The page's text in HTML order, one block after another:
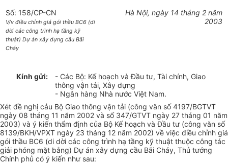
Số: 158/CP-CN
V/v điều chỉnh giá gói thầu BC6 (di
dời các công trình hạ tầng kỹ
thuật) Dự án xây dựng cầu Bãi
Cháy
Hà Nội, ngày 14 tháng 2 năm
2003
Kính gửi:
- Các Bộ: Kế hoạch và Đầu tư, Tài chính, Giao
thông vận tải, Xây dựng
- Ngân hàng Nhà nước Việt Nam.
Xét đề nghị cảu Bộ Giao thông vận tải (công văn số 4197/BGTVT
ngày 08 tháng 11 năm 2002 và số 347/GTVT ngày 27 tháng 01 năm
2003) và ý kiến thẩm định của Bộ Kế hoạch và Đầu tư (công văn số
8139/BKH/VPXT ngày 23 tháng 12 năm 2002) về việc điều chỉnh giá
gói thầu BC6 (di dời các công trình hạ tầng kỹ thuật thuộc công tác
giải phóng mặt bằng) Dự án xây dựng cầu Bãi Cháy, Thủ tướng
Chính phủ có ý kiến như sau: